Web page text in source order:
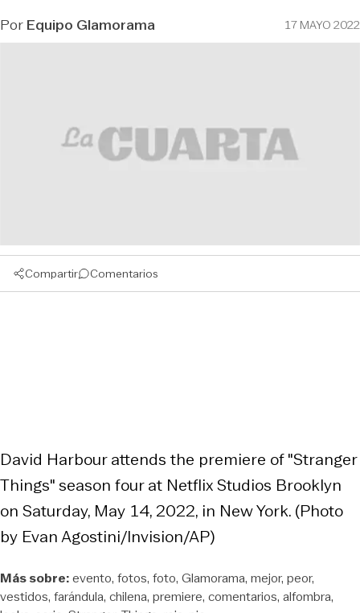
PorEquipo Glamorama 17 MAYO 2022
Compartir Comentarios
David Harbour attends the premiere of "Stranger
Things" season four at Netflix Studios Brooklyn
on Saturday, May 14, 2022, in New York. (Photo
by Evan Agostini/Invision/AP)
Más sobre:evento fotos foto Glamorama mejor peor
vestidos farándula chilena premiere comentarios alfombra